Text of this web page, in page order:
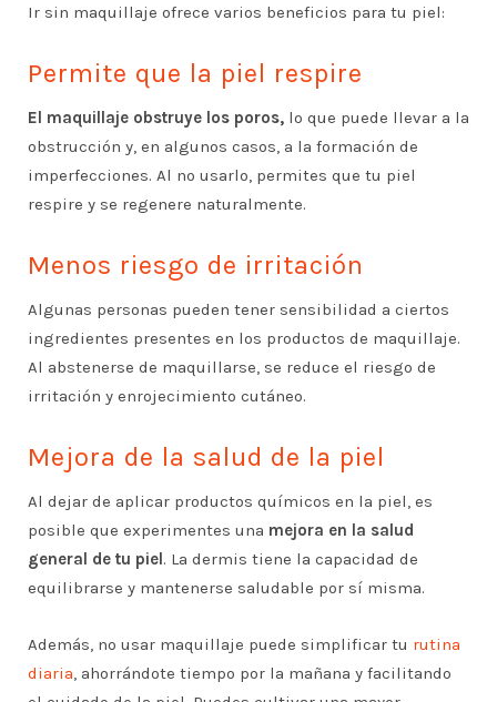
Ir sin maquillaje ofrece varios beneficios para tu piel:
Permite que la piel respire
El maquillaje obstruye los poros, lo que puede llevar a la
obstrucción y, en algunos casos, a la formación de
imperfecciones. Al no usarlo, permites que tu piel
respire y se regenere naturalmente.
Menos riesgo de irritación
Algunas personas pueden tener sensibilidad a ciertos
ingredientes presentes en los productos de maquillaje.
Al abstenerse de maquillarse, se reduce el riesgo de
irritación y enrojecimiento cutáneo.
Mejora de la salud de la piel
Al dejar de aplicar productos químicos en la piel, es
posible que experimentes una mejora en la salud
general de tu piel. La dermis tiene la capacidad de
equilibrarse y mantenerse saludable por sí misma.
Además, no usar maquillaje puede simplificar tu rutina
diaria, ahorrándote tiempo por la mañana y facilitando